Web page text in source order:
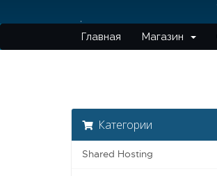
Главная Магазин
Категории
Shared Hosting